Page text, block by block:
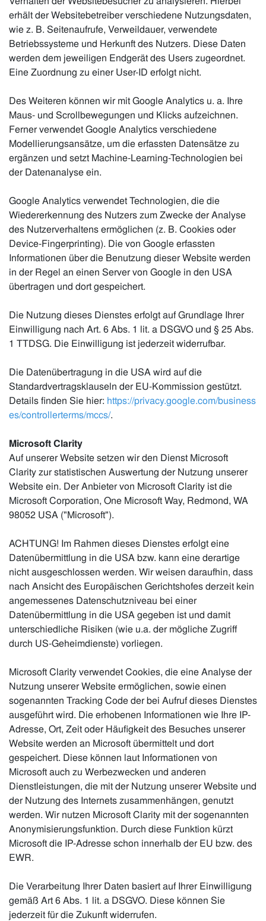
erhält der Websitebetreiber verschiedene Nutzungsdaten,
wie z. B. Seitenaufrufe, Verweildauer, verwendete
Betriebssysteme und Herkunft des Nutzers. Diese Daten
werden dem jeweiligen Endgerät des Users zugeordnet.
Eine Zuordnung zu einer User-ID erfolgt nicht.
Des Weiteren können wir mit Google Analytics u. a. Ihre
Maus- und Scrollbewegungen und Klicks aufzeichnen.
Ferner verwendet Google Analytics verschiedene
Modellierungsansätze, um die erfassten Datensätze zu
ergänzen und setzt Machine-Learning-Technologien bei
der Datenanalyse ein.
Google Analytics verwendet Technologien, die die
Wiedererkennung des Nutzers zum Zwecke der Analyse
des Nutzerverhaltens ermöglichen (z. B. Cookies oder
Device-Fingerprinting). Die von Google erfassten
Informationen über die Benutzung dieser Website werden
in der Regel an einen Server von Google in den USA
übertragen und dort gespeichert.
Die Nutzung dieses Dienstes erfolgt auf Grundlage Ihrer
Einwilligung nach Art. 6 Abs. 1 lit. a DSGVO und § 25 Abs.
1 TTDSG. Die Einwilligung ist jederzeit widerrufbar.
Die Datenübertragung in die USA wird auf die
Standardvertragsklauseln der EU-Kommission gestützt.
Details finden Sie hier: https://privacy.google.com/business
es/controllerterms/mccs/.
Microsoft Clarity
Auf unserer Website setzen wir den Dienst Microsoft
Clarity zur statistischen Auswertung der Nutzung unserer
Website ein. Der Anbieter von Microsoft Clarity ist die
Microsoft Corporation, One Microsoft Way, Redmond, WA
98052 USA ("Microsoft").
ACHTUNG! Im Rahmen dieses Dienstes erfolgt eine
Datenübermittlung in die USA bzw. kann eine derartige
nicht ausgeschlossen werden. Wir weisen daraufhin, dass
nach Ansicht des Europäischen Gerichtshofes derzeit kein
angemessenes Datenschutzniveau bei einer
Datenübermittlung in die USA gegeben ist und damit
unterschiedliche Risiken (wie u.a. der mögliche Zugriff
durch US-Geheimdienste) vorliegen.
Microsoft Clarity verwendet Cookies, die eine Analyse der
Nutzung unserer Website ermöglichen, sowie einen
sogenannten Tracking Code der bei Aufruf dieses Dienstes
ausgeführt wird. Die erhobenen Informationen wie Ihre IP-
Adresse, Ort, Zeit oder Häufigkeit des Besuches unserer
Website werden an Microsoft übermittelt und dort
gespeichert. Diese können laut Informationen von
Microsoft auch zu Werbezwecken und anderen
Dienstleistungen, die mit der Nutzung unserer Website und
der Nutzung des Internets zusammenhängen, genutzt
werden. Wir nutzen Microsoft Clarity mit der sogenannten
Anonymisierungsfunktion. Durch diese Funktion kürzt
Microsoft die IP-Adresse schon innerhalb der EU bzw. des
EWR.
Die Verarbeitung Ihrer Daten basiert auf Ihrer Einwilligung
gemäß Art 6 Abs. 1 lit. a DSGVO. Diese können Sie
jederzeit für die Zukunft widerrufen.